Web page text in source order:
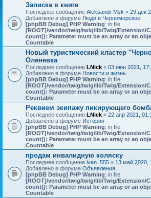
Записка в книге
Последнее сообщение Aleksandr Msk « 29 дек
Добавлено в форуме Люди и Черноморское
[phpBB Debug] PHP Warning: in file
[ROOT]/vendor/twig/twig/lib/Twig/Extension/
count(): Parameter must be an array or an
Countable
Новый туристический кластер
Оленевка
Последнее сообщение LNick « 03 июн 2021,
Добавлено в форуме Новости и жизнь
[phpBB Debug] PHP Warning: in file
[ROOT]/vendor/twig/twig/lib/Twig/Extension/
count(): Parameter must be an array or an
Countable
Реквием экипажу пикирующего
Последнее сообщение LNick « 22 апр 2021,
Добавлено в форуме История
[phpBB Debug] PHP Warning: in file
[ROOT]/vendor/twig/twig/lib/Twig/Extension/
count(): Parameter must be an array or an
Countable
продам инвалидную коляску
Последнее сообщение ivan_555 « 13 май 2020,
Добавлено в форуме Объявления
[phpBB Debug] PHP Warning: in file
[ROOT]/vendor/twig/twig/lib/Twig/Extension/
count(): Parameter must be an array or an
Countable